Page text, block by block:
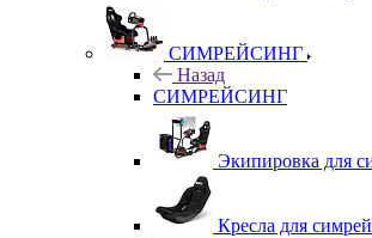
СИМРЕЙСИНГ
Назад
СИМРЕЙСИНГ
Экипировка для
Кресла для